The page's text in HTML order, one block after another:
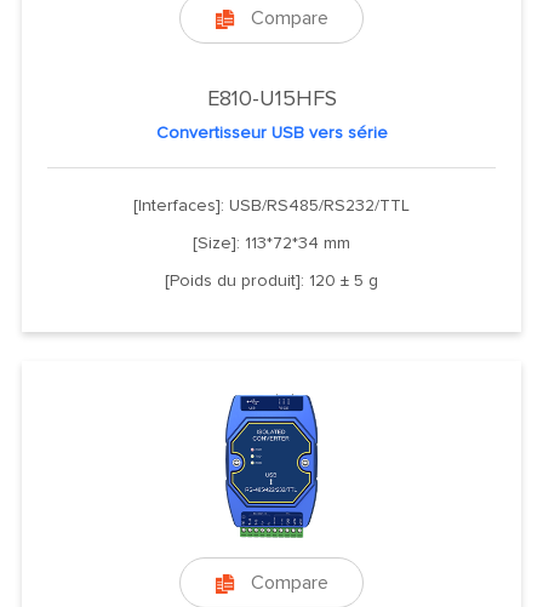
 Compare
E810-U15HFS
Convertisseur USB vers série
[Interfaces]: USB/RS485/RS232/TTL
[Size]: 113*72*34 mm
[Poids du produit]: 120 ± 5 g
 Compare